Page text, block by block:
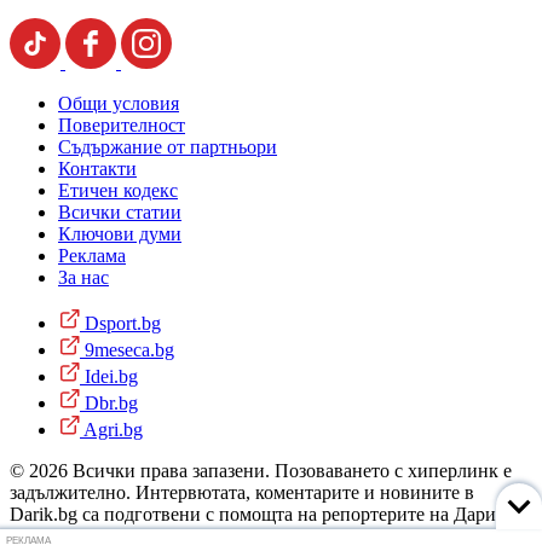
Общи условия
Поверителност
Съдържание от партньори
Контакти
Етичен кодекс
Всички статии
Ключови думи
Реклама
За нас
Dsport.bg
9meseca.bg
Idei.bg
Dbr.bg
Agri.bg
© 2026 Всички права запазени. Позоваването с хиперлинк е
задължително. Интервютата, коментарите и новините в
Darik.bg са подготвени с помощта на репортерите на Дарик
Радио и новинарските емисии на радиото. Снимки: Дарик
РЕКЛАМА